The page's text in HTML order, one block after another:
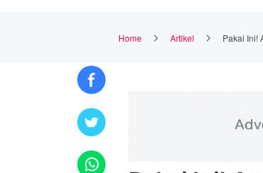
Home Artikel Pakai Ini!